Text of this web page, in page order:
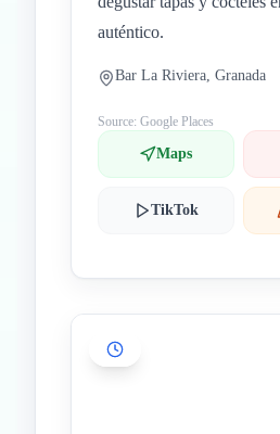
auténtico.
Bar La Riviera, Granada
Source: Google Places
Maps
TikTok